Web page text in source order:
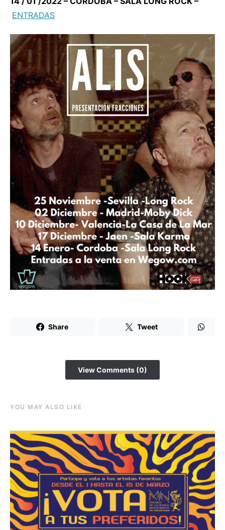
ENTRADAS
Share Tweet
View Comments (0)
YOU MAY ALSO LIKE